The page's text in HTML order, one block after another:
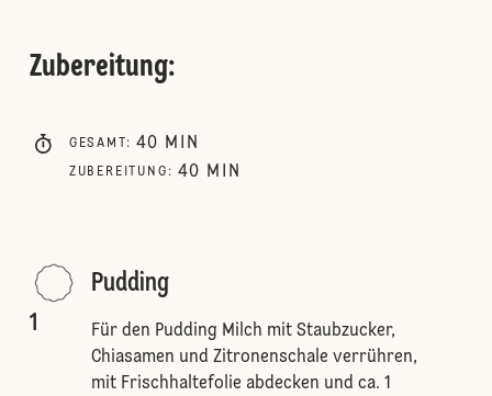
Zubereitung:
GESAMT : 40 MIN
ZUBEREITUNG : 40 MIN
1
Pudding
Für den Pudding Milch mit Staubzucker,
Chiasamen und Zitronenschale verrühren,
mit Frischhaltefolie abdecken und ca. 1